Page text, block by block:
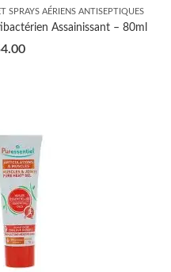
SPRAYS AÉRIENS ANTISEPTIQUES
Assainissant – 80ml